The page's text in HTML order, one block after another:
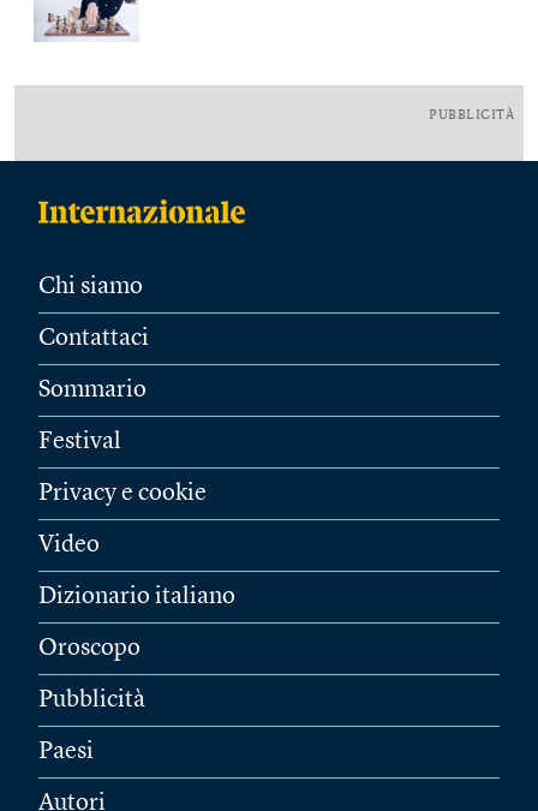
PUBBLICITÀ
Chi siamo
Contattaci
Sommario
Festival
Privacy e cookie
Video
Dizionario italiano
Oroscopo
Pubblicità
Paesi
Autori